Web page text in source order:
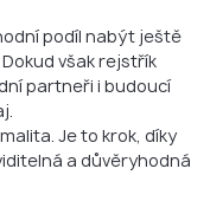
podíl nabýt ještě
však rejstřík
partneři i budoucí
Je to krok, díky
a důvěryhodná